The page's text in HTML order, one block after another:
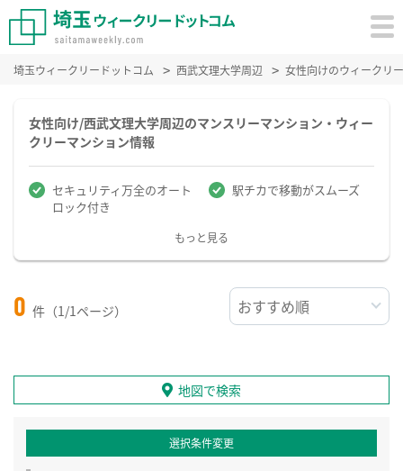
埼玉ウィークリードットコム 西武文理大学周辺 女性向けのウィークリ
女性向け/西武文理大学周辺のマンスリーマンション・ウィー
クリーマンション情報
セキュリティ万全のオート
ロック付き
駅チカで移動がスムーズ
もっと見る
0 件（1/1ページ）
地図で検索
選択条件変更